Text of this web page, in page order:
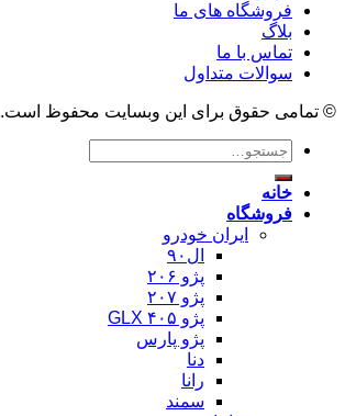
فروشگاه های ما
بلاگ
تماس با ما
سوالات متداول
© تمامی حقوق برای این وبسایت محفوظ است.
جستجو
خانه
فروشگاه
ایران خودرو
ال۹۰
پژو ۲۰۶
پژو ۲۰۷
پژو ۴۰۵ GLX
پژو پارس
دنا
رانا
سمند